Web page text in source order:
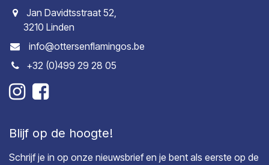
Jan Davidtsstraat 52,
3210 Linden
info@ottersenflamingos.be
+32 (0)499 29 28 05
Blijf op de hoogte!
Schrijf je in op onze nieuwsbrief en je bent als eerste op de